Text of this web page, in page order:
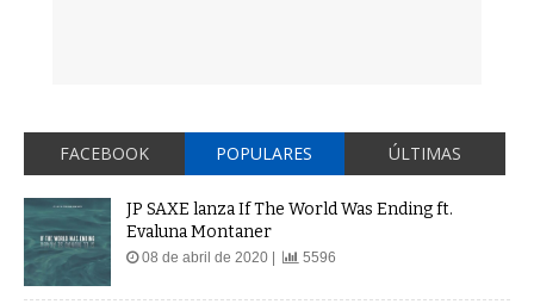
FACEBOOK POPULARES ÚLTIMAS
JP SAXE lanza If The World Was Ending ft.
Evaluna Montaner
08 de abril de 2020 | 5596